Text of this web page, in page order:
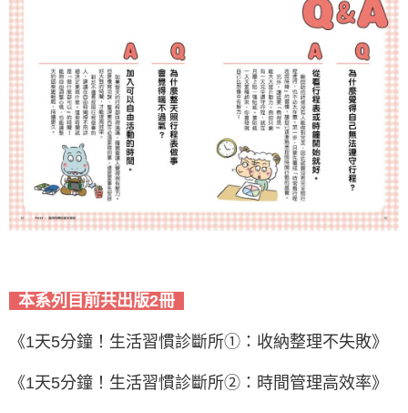
本系列目前共出版2冊
《1天5分鐘！生活習慣診斷所➀：收納整理不失敗》
《1天5分鐘！生活習慣診斷所➁：時間管理高效率》